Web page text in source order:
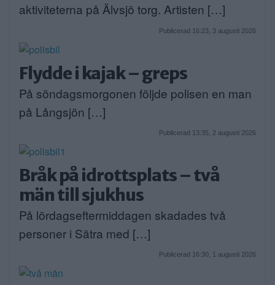
aktiviteterna på Älvsjö torg. Artisten […]
Publicerad 16:23, 3 augusti 2026
Flydde i kajak – greps
På söndagsmorgonen följde polisen en man
på Långsjön […]
Publicerad 13:35, 2 augusti 2026
Bråk på idrottsplats – två
män till sjukhus
På lördagseftermiddagen skadades två
personer i Sätra med […]
Publicerad 16:30, 1 augusti 2026